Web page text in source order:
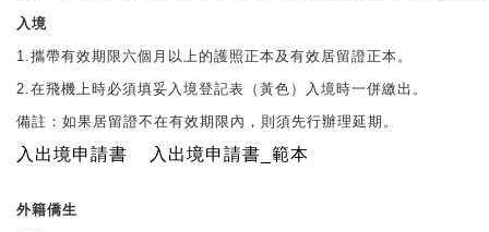
入境
1.攜帶有效期限六個月以上的護照正本及有效居留證正本。
2.在飛機上時必須填妥入境登記表（黃色）入境時一併繳出。
備註：如果居留證不在有效期限內，則須先行辦理延期。
入出境申請書 入出境申請書_範本
外籍僑生